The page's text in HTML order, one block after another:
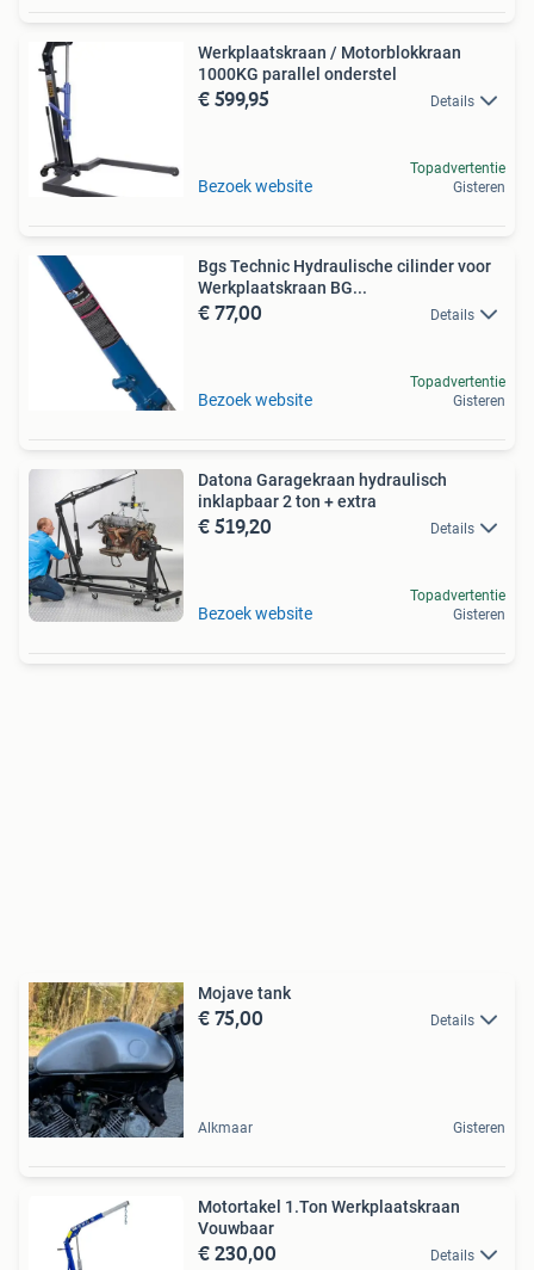
Werkplaatskraan / Motorblokkraan
1000KG parallel onderstel
€ 599,95 Details
Bezoek website
Topadvertentie
Gisteren
Bgs Technic Hydraulische cilinder voor
Werkplaatskraan BG...
€ 77,00 Details
Bezoek website
Topadvertentie
Gisteren
Datona Garagekraan hydraulisch
inklapbaar 2 ton + extra
€ 519,20 Details
Bezoek website
Topadvertentie
Gisteren
Mojave tank
€ 75,00 Details
Alkmaar Gisteren
Motortakel 1.Ton Werkplaatskraan
Vouwbaar
€ 230,00 Details